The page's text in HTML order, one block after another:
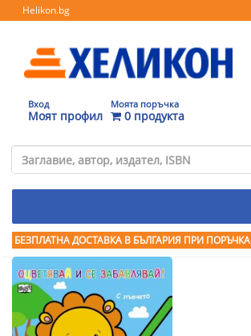
Helikon.bg
Вход
Моят профил
Моята поръчка
0 продукта
БЕЗПЛАТНА ДОСТАВКА В БЪЛГАРИЯ ПРИ ПОРЪЧКА